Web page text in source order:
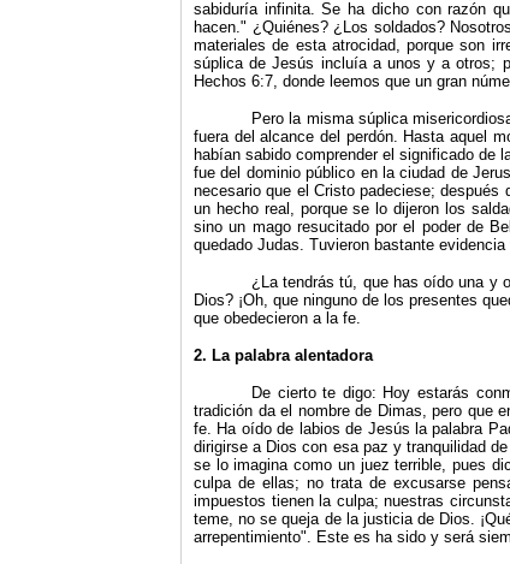
sabiduría in­finita. Se ha dicho con razón
hacen." ¿Quiénes? ¿Los soldados?
materiales de esta atrocidad, por­que son
súplica de Jesús incluía a unos y a otros;
Hechos 6:7, donde leemos que un gran
Pero la misma súplica
fuera del alcance del perdón. Hasta aquel
habían sabido comprender el significado de
fue del dominio público en la ciudad de
necesario que el Cristo padeciese;
un hecho real, porque se lo dijeron los
sino un mago resucitado por el poder de
quedado Judas. Tuvieron bastante
¿La tendrás tú, que has oído una y
Dios? ¡Oh, que ninguno de los presentes
que obedecieron a la fe.
2. La palabra alentadora
De cierto te digo: Hoy estarás
tradición da el nombre de Dimas, pero que
fe. Ha oído de labios de Jesús la palabra
dirigirse a Dios con esa paz y tranquilidad
se lo imagina como un juez terrible, pues
culpa de ellas; no trata de excusarse
impuestos tienen la culpa; nuestras
teme, no se queja de la justicia de Dios.
arrepentimiento". Este es ha sido y será